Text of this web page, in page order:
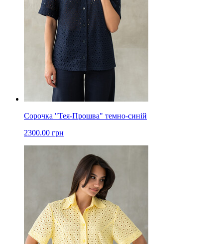
Сорочка "Тея-Прошва" темно-синій
2300.00 грн